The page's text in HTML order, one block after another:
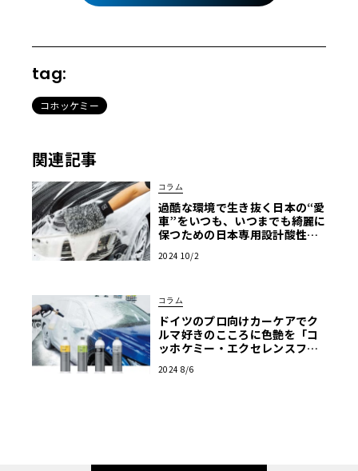
tag:
コホッケミー
関連記事
コラム
過酷な環境で生き抜く日本の“愛
車”をいつも、いつまでも綺麗に
保つための日本専用設計酸性シ
（リアクティベーションシャン
2024 10/2
コラム
ドイツのプロ向けカーケアでク
ルマ好きのこころに色艶を「コ
ッホケミー・エクセレンスフォ
2024 8/6